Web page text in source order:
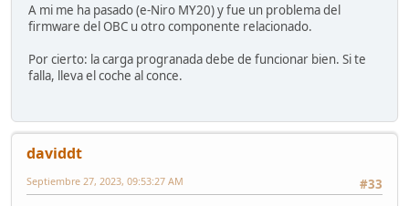
A mi me ha pasado (e-Niro MY20) y fue un problema del
firmware del OBC u otro componente relacionado.
Por cierto: la carga progranada debe de funcionar bien. Si te
falla, lleva el coche al conce.
daviddt
#33
Septiembre 27, 2023, 09:53:27 AM